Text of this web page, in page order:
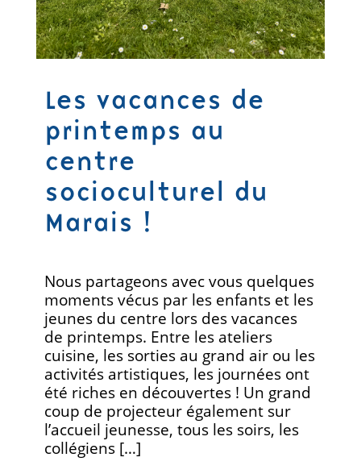
Les vacances de
printemps au
centre
socioculturel du
Marais !
Nous partageons avec vous quelques
moments vécus par les enfants et les
jeunes du centre lors des vacances
de printemps. Entre les ateliers
cuisine, les sorties au grand air ou les
activités artistiques, les journées ont
été riches en découvertes ! Un grand
coup de projecteur également sur
l’accueil jeunesse, tous les soirs, les
collégiens […]